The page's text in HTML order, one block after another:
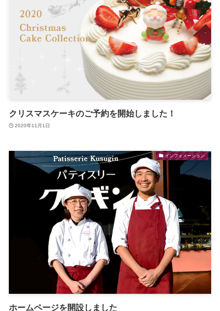
クリスマスケーキのご予約を開始しました！
2020年11月1日
インフォメーション
ホームページを開設しました